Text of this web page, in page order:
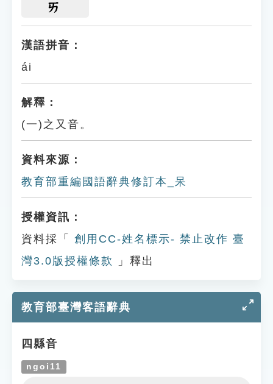
ㄞ
漢語拼音：
ái
解釋：
(一)之又音。
資料來源：
教育部重編國語辭典修訂本_呆
授權資訊：
資料採「
創用CC-姓名標示- 禁止改作 臺
灣3.0版授權條款
」釋出
教育部臺灣客語辭典
四縣音
ngoi11